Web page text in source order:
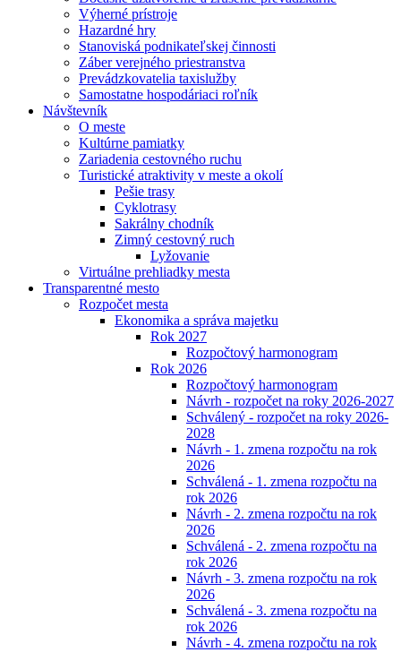
Výherné prístroje
Hazardné hry
Stanoviská podnikateľskej činnosti
Záber verejného priestranstva
Prevádzkovatelia taxislužby
Samostatne hospodáriaci roľník
Návštevník
O meste
Kultúrne pamiatky
Zariadenia cestovného ruchu
Turistické atraktivity v meste a okolí
Pešie trasy
Cyklotrasy
Sakrálny chodník
Zimný cestovný ruch
Lyžovanie
Virtuálne prehliadky mesta
Transparentné mesto
Rozpočet mesta
Ekonomika a správa majetku
Rok 2027
Rozpočtový harmonogram
Rok 2026
Rozpočtový harmonogram
Návrh - rozpočet na roky 2026-2027
Schválený - rozpočet na roky 2026-
2028
Návrh - 1. zmena rozpočtu na rok
2026
Schválená - 1. zmena rozpočtu na
rok 2026
Návrh - 2. zmena rozpočtu na rok
2026
Schválená - 2. zmena rozpočtu na
rok 2026
Návrh - 3. zmena rozpočtu na rok
2026
Schválená - 3. zmena rozpočtu na
rok 2026
Návrh - 4. zmena rozpočtu na rok